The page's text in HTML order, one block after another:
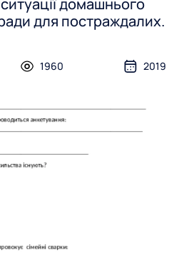
домашнього
для постраждалих.
1960 2019